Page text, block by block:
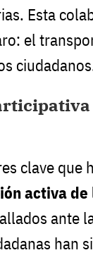
Esta
el
clave que
activa de
ante
han